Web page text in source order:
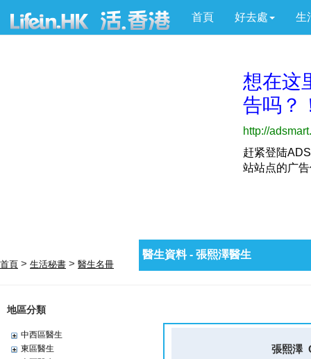
首頁 好去處 生
首頁 > 生活秘書 > 醫生名冊
地區分類
中西區醫生
東區醫生
醫生資料 - 張熙澤醫生
張熙澤